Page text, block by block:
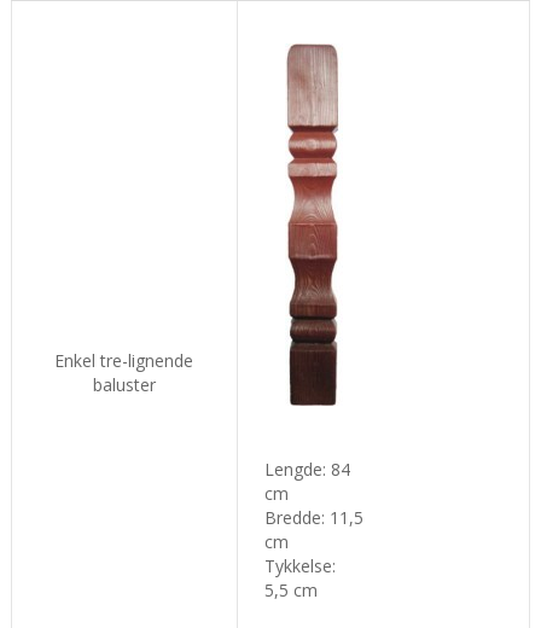
Enkel tre-lignende
baluster
L engde: 84
cm
Bredde: 11,5
cm
Tykkelse:
5,5 cm